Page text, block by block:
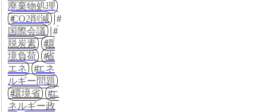
廃棄物処理
CO2削減
国際会議
脱炭素
環
境負荷
省
エネ
エネ
ルギー問題
環境省
エ
ネルギー政